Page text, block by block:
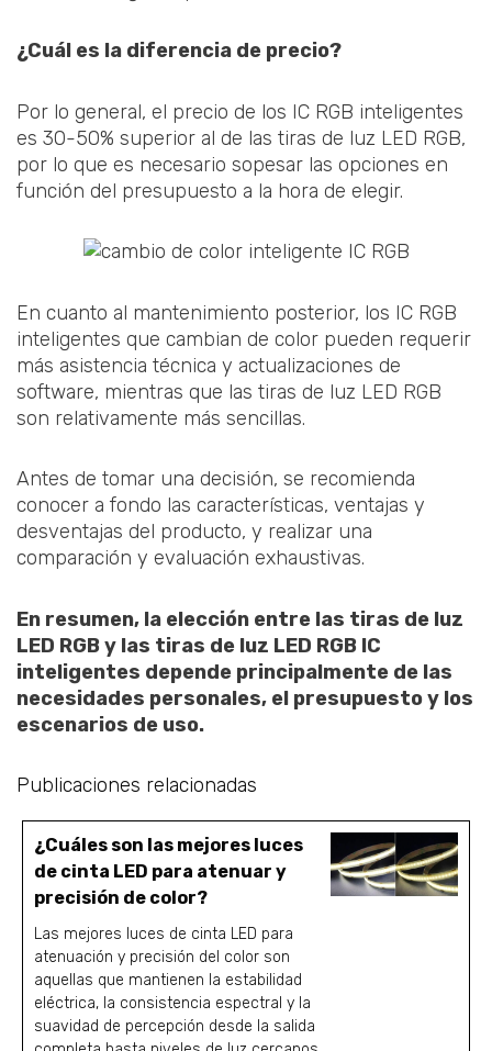
¿Cuál es la diferencia de precio?
Por lo general, el precio de los IC RGB inteligentes
es 30-50% superior al de las tiras de luz LED RGB,
por lo que es necesario sopesar las opciones en
función del presupuesto a la hora de elegir.
En cuanto al mantenimiento posterior, los IC RGB
inteligentes que cambian de color pueden requerir
más asistencia técnica y actualizaciones de
software, mientras que las tiras de luz LED RGB
son relativamente más sencillas.
Antes de tomar una decisión, se recomienda
conocer a fondo las características, ventajas y
desventajas del producto, y realizar una
comparación y evaluación exhaustivas.
En resumen, la elección entre las tiras de luz
LED RGB y las tiras de luz LED RGB IC
inteligentes depende principalmente de las
necesidades personales, el presupuesto y los
escenarios de uso.
Publicaciones relacionadas
¿Cuáles son las mejores luces
de cinta LED para atenuar y
precisión de color?
Las mejores luces de cinta LED para
atenuación y precisión del color son
aquellas que mantienen la estabilidad
eléctrica, la consistencia espectral y la
suavidad de percepción desde la salida